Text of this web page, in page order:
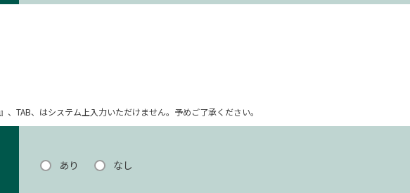
TAB、はシステム上入力いただけません。予めご了承ください。
あり なし